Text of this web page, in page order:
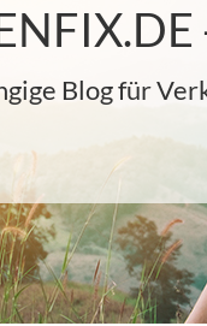
Blog für